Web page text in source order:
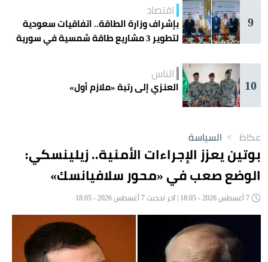
9
اقتصاد
بإشراف وزارة الطاقة.. اتفاقيات سعودية
لتطوير 3 مشاريع طاقة شمسية في سورية
10
الناس
العنزي إلى رتبة «ملازم أول»
عكاظ > السياسة
بوتين يعزز الإجراءات الأمنية.. زيلينسكي:
الوضع صعب في «محور سلافيانسك»